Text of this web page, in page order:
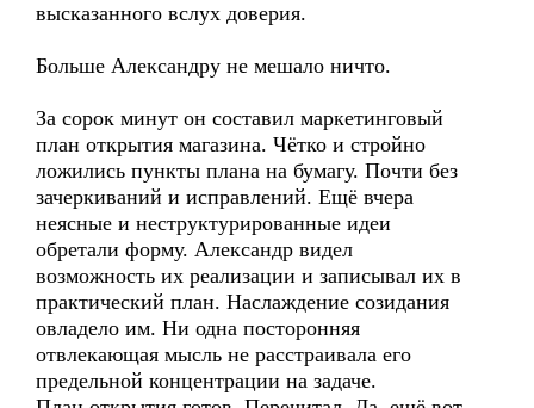
высказанного вслух доверия.
Больше Александру не мешало ничто.
За сорок минут он составил маркетинговый
план открытия магазина. Чётко и стройно
ложились пункты плана на бумагу. Почти без
зачеркиваний и исправлений. Ещё вчера
неясные и неструктурированные идеи
обретали форму. Александр видел
возможность их реализации и записывал их в
практический план. Наслаждение созидания
овладело им. Ни одна посторонняя
отвлекающая мысль не расстраивала его
предельной концентрации на задаче.